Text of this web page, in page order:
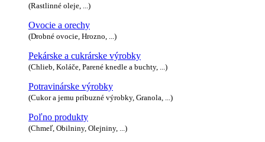
(Rastlinné oleje, ...)
Ovocie a orechy
(Drobné ovocie, Hrozno, ...)
Pekárske a cukrárske výrobky
(Chlieb, Koláče, Parené knedle a buchty, ...)
Potravinárske výrobky
(Cukor a jemu príbuzné výrobky, Granola, ...)
Poľno produkty
(Chmeľ, Obilniny, Olejniny, ...)